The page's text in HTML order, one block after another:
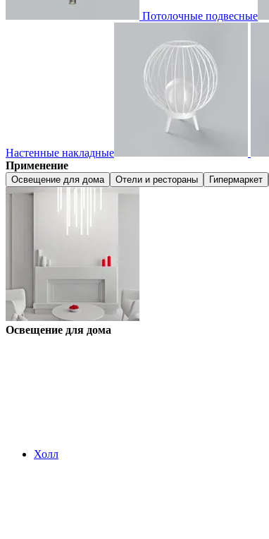
Потолочные подвесные
Настенные накладные
Применение
Освещение для дома Отели и рестораны Гипермаркет
Освещение для дома
Холл